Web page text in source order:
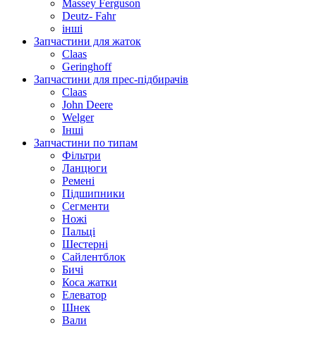
Massey Ferguson
Deutz- Fahr
інші
Запчастини для жаток
Claas
Geringhoff
Запчастини для прес-підбирачів
Claas
John Deere
Welger
Інші
Запчастини по типам
Фільтри
Ланцюги
Ремені
Підшипники
Сегменти
Ножі
Пальці
Шестерні
Сайлентблок
Бичі
Коса жатки
Елеватор
Шнек
Вали